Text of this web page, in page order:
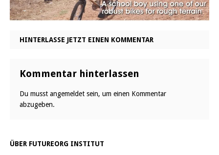
HINTERLASSE JETZT EINEN KOMMENTAR
Kommentar hinterlassen
Du musst angemeldet sein, um einen Kommentar
abzugeben.
ÜBER FUTUREORG INSTITUT